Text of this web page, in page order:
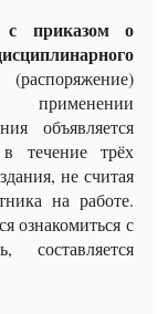
с приказом о
объявляется
течение трёх
не считая
на работе.
ознакомиться с
составляется